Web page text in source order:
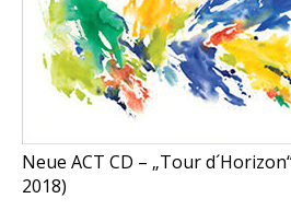
Neue ACT CD – „Tour
2018)